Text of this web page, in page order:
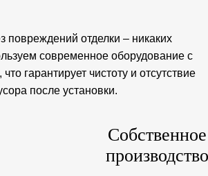
повреждений отделки – никаких
современное оборудование с
гарантирует чистоту и отсутствие
после установки.
Собственное
производство